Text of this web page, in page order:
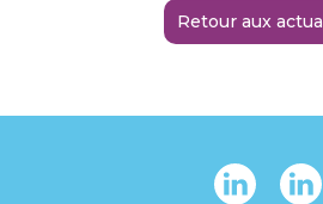
Retour aux